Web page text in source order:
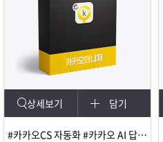
상세보기 담기
#카카오CS 자동화 #카카오 AI 답변 #카카오자동발송